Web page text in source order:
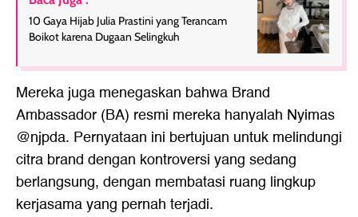
10 Gaya Hijab Julia Prastini yang Terancam
Boikot karena Dugaan Selingkuh
Mereka juga menegaskan bahwa Brand
Ambassador (BA) resmi mereka hanyalah Nyimas
@njpda. Pernyataan ini bertujuan untuk melindungi
citra brand dengan kontroversi yang sedang
berlangsung, dengan membatasi ruang lingkup
kerjasama yang pernah terjadi.